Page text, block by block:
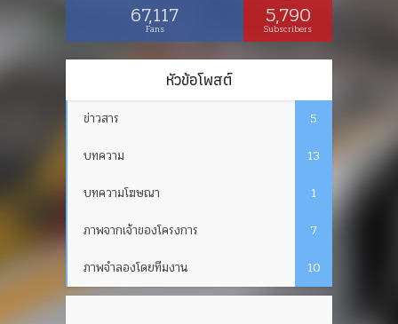
67,117
Fans 5,790
Subscribers
หัวข้อโพสต์
ข่าวสาร
5
บทความ
13
บทความโฆษณา
1
ภาพจากเจ้าของโครงการ
7
ภาพจำลองโดยทีมงาน
10